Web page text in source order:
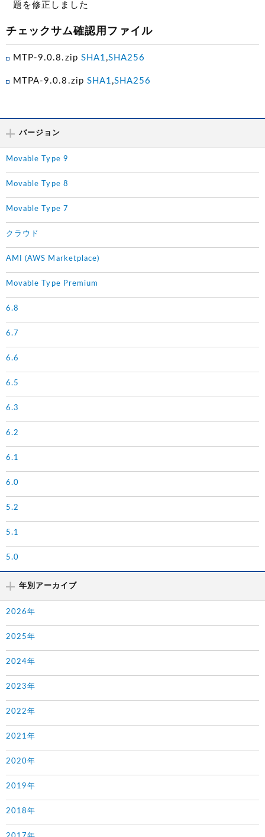
題を修正しました
チェックサム確認用ファイル
MTP-9.0.8.zip SHA1 ,SHA256
MTPA-9.0.8.zip SHA1 ,SHA256
バージョン
Movable Type 9
Movable Type 8
Movable Type 7
クラウド
AMI (AWS Marketplace)
Movable Type Premium
6.8
6.7
6.6
6.5
6.3
6.2
6.1
6.0
5.2
5.1
5.0
年別アーカイブ
2026年
2025年
2024年
2023年
2022年
2021年
2020年
2019年
2018年